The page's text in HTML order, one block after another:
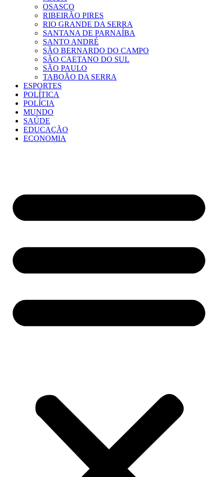
OSASCO
RIBEIRÃO PIRES
RIO GRANDE DA SERRA
SANTANA DE PARNAÍBA
SANTO ANDRÉ
SÃO BERNARDO DO CAMPO
SÃO CAETANO DO SUL
SÃO PAULO
TABOÃO DA SERRA
ESPORTES
POLÍTICA
POLÍCIA
MUNDO
SAÚDE
EDUCAÇÃO
ECONOMIA